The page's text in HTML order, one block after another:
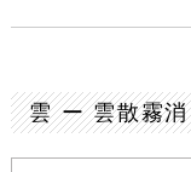
雲 ー 雲散霧消